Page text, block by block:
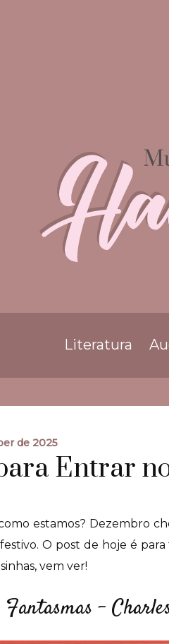
Literatura
de 2025
Entrar
estamos? Dezembro
O post de hoje é para
vem ver!
–